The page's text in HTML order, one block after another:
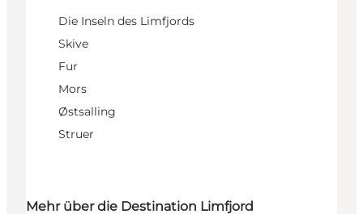
Die Inseln des Limfjords
Skive
Fur
Mors
Østsalling
Struer
Mehr über die Destination Limfjord